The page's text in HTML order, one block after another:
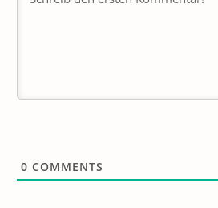
0 COMMENTS